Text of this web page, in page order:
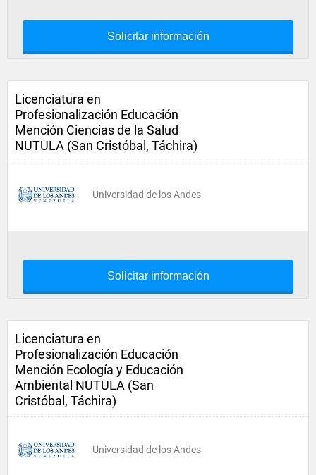
Solicitar información
Licenciatura en
Profesionalización Educación
Mención Ciencias de la Salud
NUTULA (San Cristóbal, Táchira)
Universidad de los Andes
Solicitar información
Licenciatura en
Profesionalización Educación
Mención Ecología y Educación
Ambiental NUTULA (San
Cristóbal, Táchira)
Universidad de los Andes